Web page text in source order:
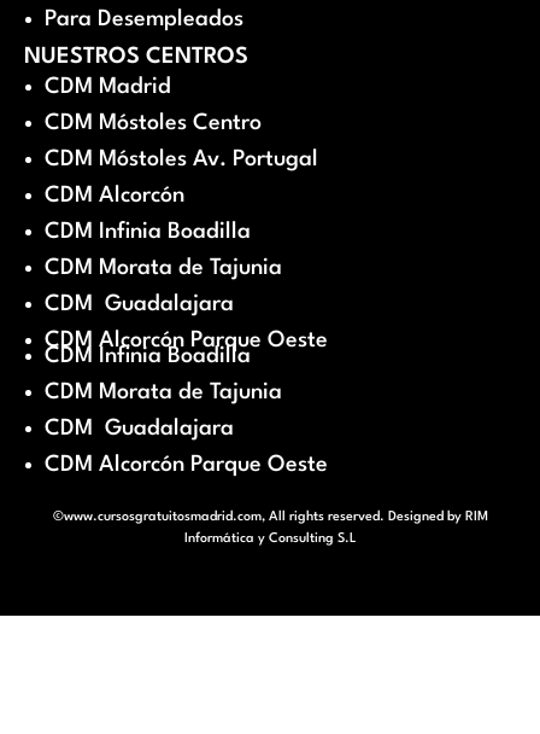
Para Desempleados
NUESTROS CENTROS
CDM Madrid
CDM Móstoles Centro
CDM Móstoles Av. Portugal
CDM Alcorcón
CDM Infinia Boadilla
CDM Morata de Tajunia
CDM Guadalajara
CDM Alcorcón Parque Oeste
CDM Infinia Boadilla
CDM Morata de Tajunia
CDM Guadalajara
CDM Alcorcón Parque Oeste
©www.cursosgratuitosmadrid.com, All rights reserved. Designed by RIM
Informática y Consulting S.L